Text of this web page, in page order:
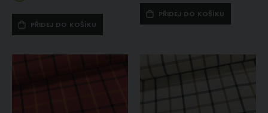
PŘIDEJ DO KOŠÍKU
PŘIDEJ DO KOŠÍKU